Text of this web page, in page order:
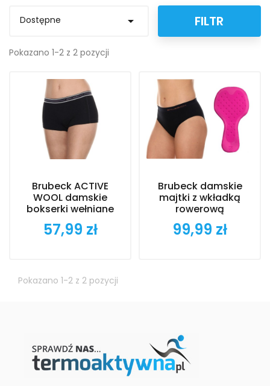
Dostępne  FILTR
Pokazano 1-2 z 2 pozycji
Brubeck ACTIVE
WOOL damskie
bokserki wełniane
Cena
57,99 zł
Brubeck damskie
majtki z wkładką
rowerową
Cena
99,99 zł
Pokazano 1-2 z 2 pozycji